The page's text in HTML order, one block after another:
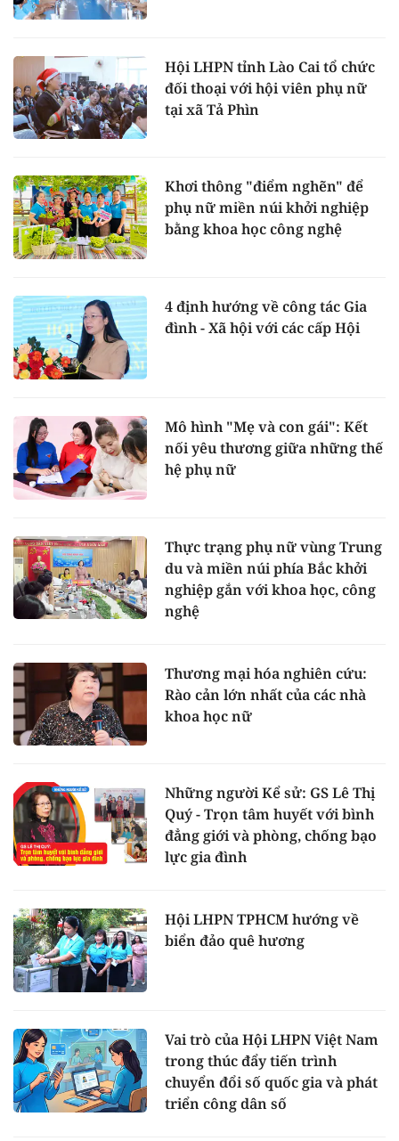
Hội LHPN tỉnh Lào Cai tổ chức
đối thoại với hội viên phụ nữ
tại xã Tả Phìn
Khơi thông "điểm nghẽn" để
phụ nữ miền núi khởi nghiệp
bằng khoa học công nghệ
4 định hướng về công tác Gia
đình - Xã hội với các cấp Hội
Mô hình "Mẹ và con gái": Kết
nối yêu thương giữa những thế
hệ phụ nữ
Thực trạng phụ nữ vùng Trung
du và miền núi phía Bắc khởi
nghiệp gắn với khoa học, công
nghệ
Thương mại hóa nghiên cứu:
Rào cản lớn nhất của các nhà
khoa học nữ
Những người Kể sử: GS Lê Thị
Quý - Trọn tâm huyết với bình
đẳng giới và phòng, chống bạo
lực gia đình
Hội LHPN TPHCM hướng về
biển đảo quê hương
Vai trò của Hội LHPN Việt Nam
trong thúc đẩy tiến trình
chuyển đổi số quốc gia và phát
triển công dân số